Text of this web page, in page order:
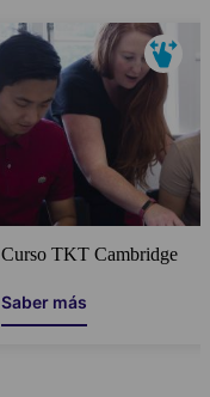
Curso TKT Cambridge
Saber más